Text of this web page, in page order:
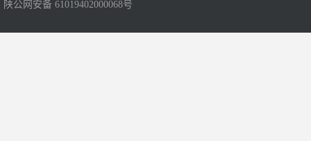
陕公网安备 61019402000068号